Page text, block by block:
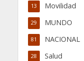
Movilidad
13
MUNDO
29
NACIONAL
81
Salud
28